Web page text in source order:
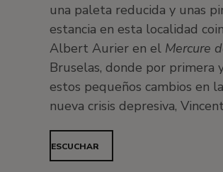
una paleta reducida y unas
estancia en esta localidad
Albert Aurier en el Mercure
Bruselas, donde por primera
estos pequeños cambios en
nueva crisis depresiva,
ESCUCHAR